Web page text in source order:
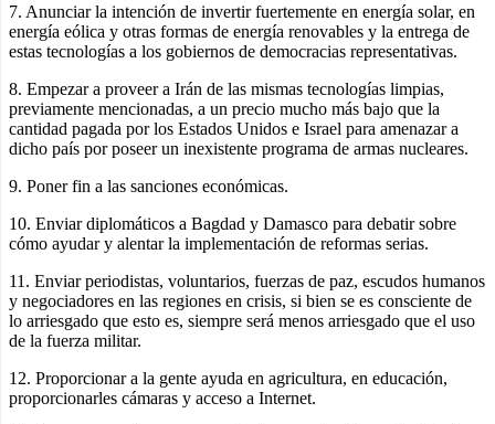
7. Anunciar la intención de invertir fuertemente en energía solar, en
energía eólica y otras formas de energía renovables y la entrega de
estas tecnologías a los gobiernos de democracias representativas.
8. Empezar a proveer a Irán de las mismas tecnologías limpias,
previamente mencionadas, a un precio mucho más bajo que la
cantidad pagada por los Estados Unidos e Israel para amenazar a
dicho país por poseer un inexistente programa de armas nucleares.
9. Poner fin a las sanciones económicas.
10. Enviar diplomáticos a Bagdad y Damasco para debatir sobre
cómo ayudar y alentar la implementación de reformas serias.
11. Enviar periodistas, voluntarios, fuerzas de paz, escudos humanos
y negociadores en las regiones en crisis, si bien se es consciente de
lo arriesgado que esto es, siempre será menos arriesgado que el uso
de la fuerza militar.
12. Proporcionar a la gente ayuda en agricultura, en educación,
proporcionarles cámaras y acceso a Internet.